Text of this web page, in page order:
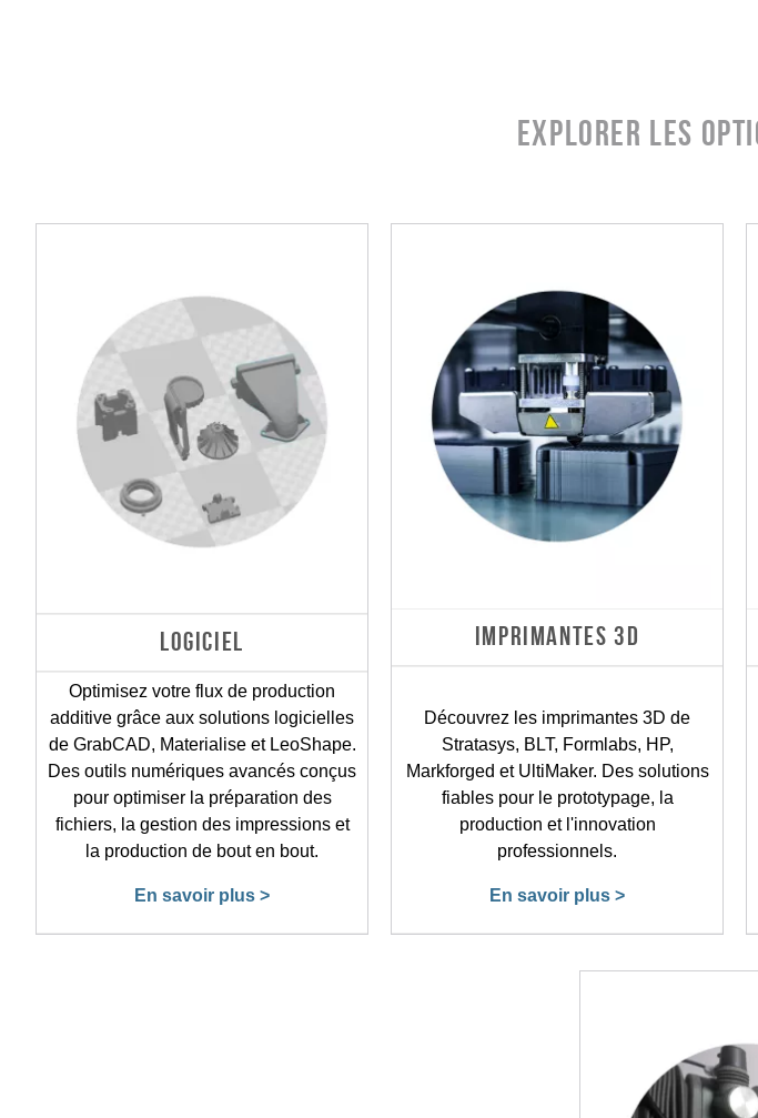
Explorer les
LOGICIEL
Optimisez votre flux de production
additive grâce aux solutions logicielles
de GrabCAD, Materialise et LeoShape.
Des outils numériques avancés conçus
pour optimiser la préparation des
fichiers, la gestion des impressions et
la production de bout en bout.
En savoir plus >
IMPRIMANTES 3D
Découvrez les imprimantes 3D de
Stratasys, BLT, Formlabs, HP,
Markforged et UltiMaker. Des solutions
fiables pour le prototypage, la
production et l'innovation
professionnels.
En savoir plus >